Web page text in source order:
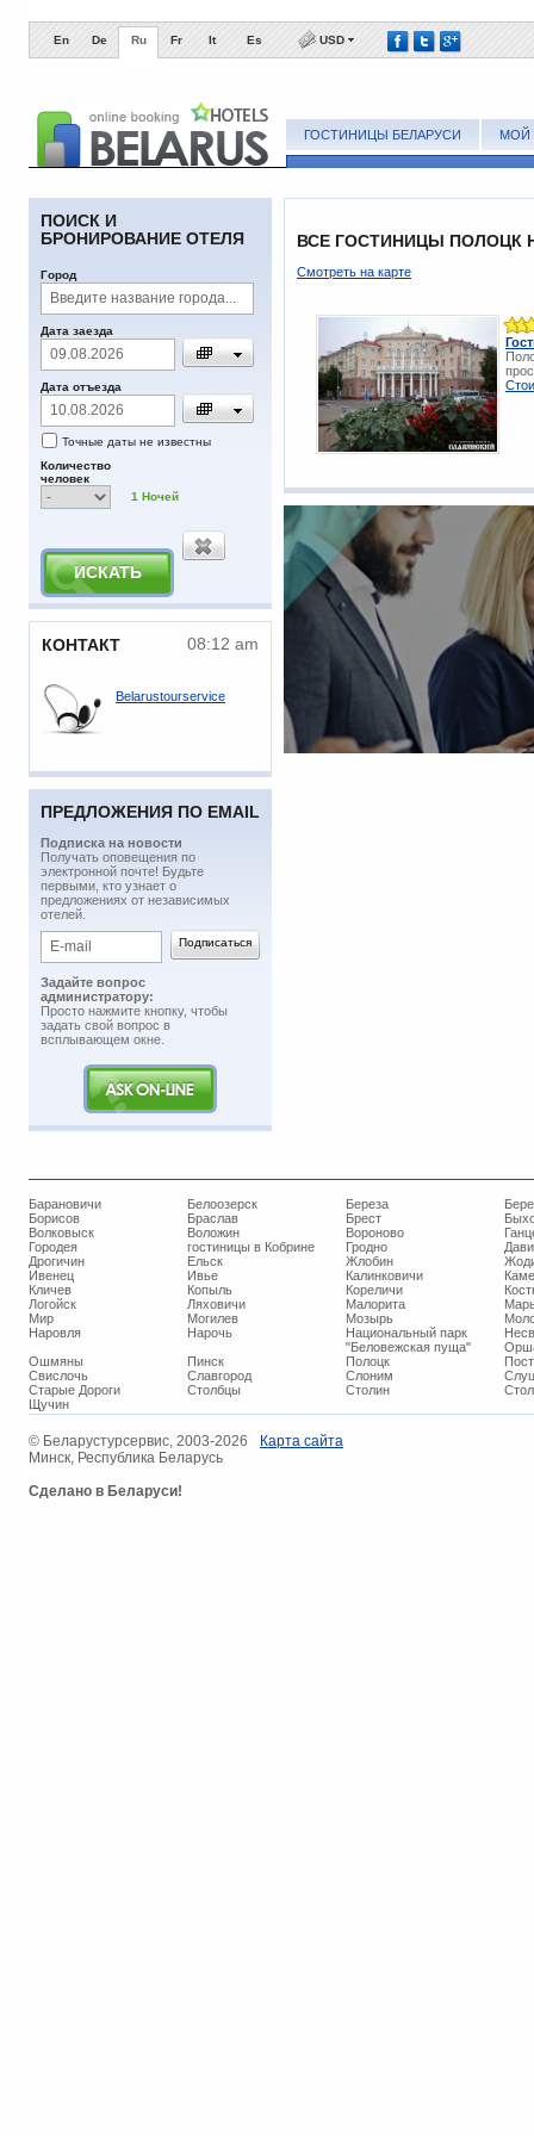
En De Ru Fr It Es USD
ГОСТИНИЦЫ БЕЛАРУСИ МОЙ
ПОИСК И
БРОНИРОВАНИЕ ОТЕЛЯ
Город
Дата заезда
Дата отъезда
Точные даты не известны
Количество
человек
1 Ночей
КОНТАКТ 08:12 am
Belarustourservice
ПРЕДЛОЖЕНИЯ ПО EMAIL
Подписка на новости
​Получать оповещения по
электронной почте! Будьте
первыми, кто узнает о
предложениях от независимых
отелей.
Задайте вопрос
администратору:
Просто нажмите кнопку, чтобы
задать свой вопрос в
всплывающем окне.
ВСЕ ГОСТИНИЦЫ ПОЛОЦК
Смотреть на карте
Барановичи Белоозерск Береза
Борисов
Браслав Брест
Волковыск
Воложин Вороново
Городея
гостиницы в Кобрине Гродно
Дрогичин
Ельск Жлобин
Ивенец
Ивье Калинковичи
Кличев
Копыль Кореличи
Логойск
Ляховичи Малорита
Мир
Могилев Мозырь
Наровля
Нарочь
Национальный парк
"Беловежская пуща"
Ошмяны
Пинск Полоцк
Свислочь
Славгород Слоним
Старые Дороги
Столбцы Столин
Щучин
© ​Беларустурсервис, 2003-2026
Минск, Республика Беларусь
Сделано в Беларуси!
Карта сайта